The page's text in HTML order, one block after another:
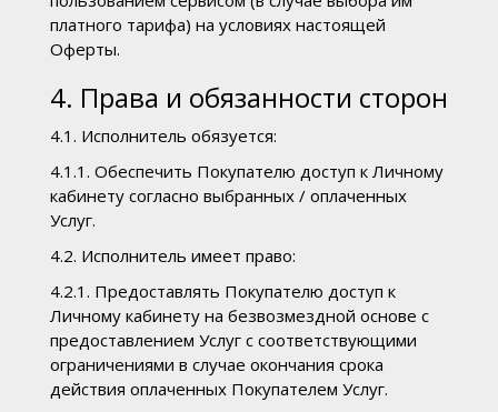
платного тарифа) на условиях настоящей
Оферты.
4. Права и обязанности сторон
4.1. Исполнитель обязуется:
4.1.1. Обеспечить Покупателю доступ к Личному
кабинету согласно выбранных / оплаченных
Услуг.
4.2. Исполнитель имеет право:
4.2.1. Предоставлять Покупателю доступ к
Личному кабинету на безвозмездной основе с
предоставлением Услуг с соответствующими
ограничениями в случае окончания срока
действия оплаченных Покупателем Услуг.